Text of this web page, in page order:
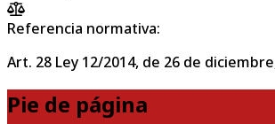
Referencia normativa:
Art. 28 Ley 12/2014, de 26 de
Pie de página